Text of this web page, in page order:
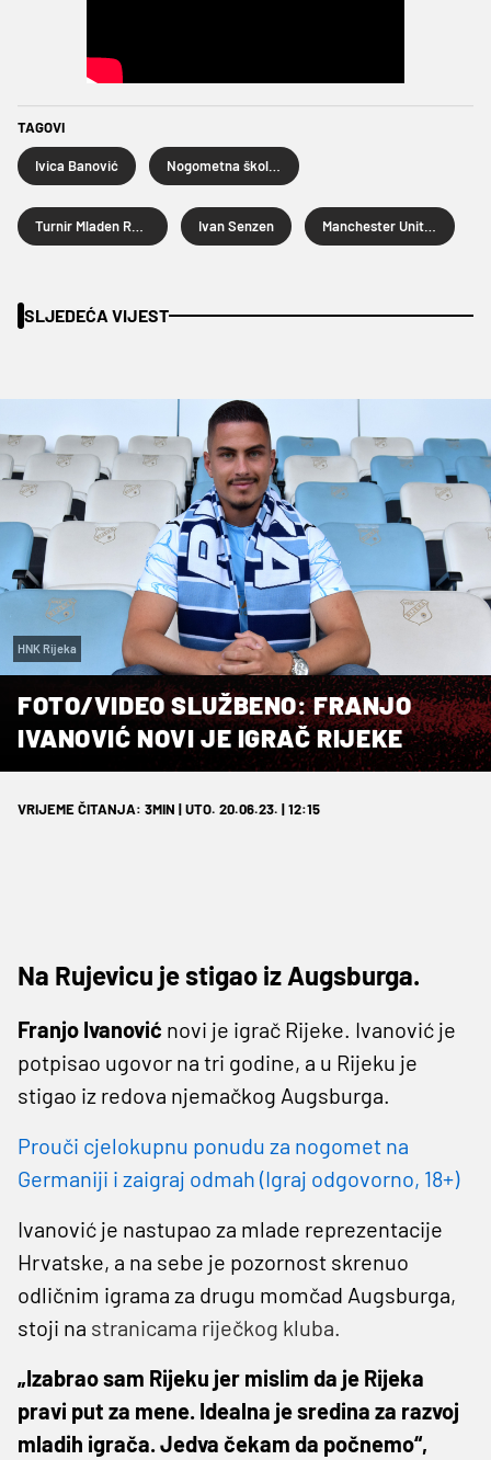
TAGOVI
Ivica Banović
Ivan Senzen
SLJEDEĆA VIJEST
HNK Rijeka
FOTO/VIDEO SLUŽBENO: FRANJO
IVANOVIĆ NOVI JE IGRAČ RIJEKE
VRIJEME ČITANJA: 3MIN | UTO. 20.06.23. | 12:15
Na Rujevicu je stigao iz Augsburga.
Franjo Ivanović novi je igrač Rijeke. Ivanović je
potpisao ugovor na tri godine, a u Rijeku je
stigao iz redova njemačkog Augsburga.
Prouči cjelokupnu ponudu za nogomet na
Germaniji i zaigraj odmah (Igraj odgovorno, 18+)
Ivanović je nastupao za mlade reprezentacije
Hrvatske, a na sebe je pozornost skrenuo
odličnim igrama za drugu momčad Augsburga,
stoji na stranicama riječkog kluba.
„Izabrao sam Rijeku jer mislim da je Rijeka
pravi put za mene. Idealna je sredina za razvoj
mladih igrača. Jedva čekam da počnemo“,